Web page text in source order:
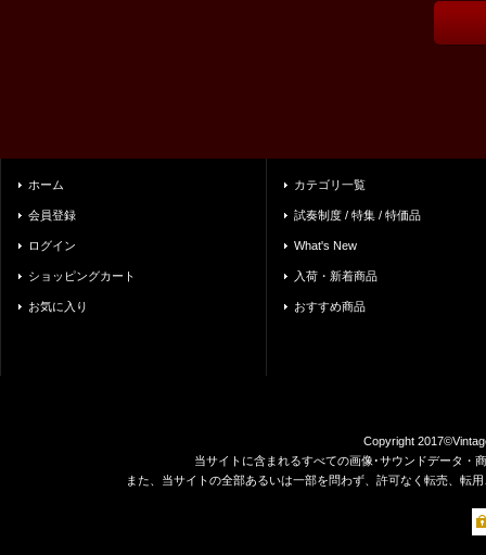
ホーム
会員登録
ログイン
ショッピングカート
お気に入り
カテゴリ一覧
試奏制度 / 特集 / 特価品
What's New
入荷・新着商品
おすすめ商品
Copyright
当サイトに含まれるすべての画像･サウンドデータ・
また、当サイトの全部あるいは一部を問わず、許可なく転売、転